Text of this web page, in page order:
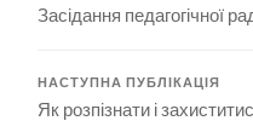
Засідання педагогічної
НАСТУПНА ПУБЛІКАЦІЯ
Як розпізнати і